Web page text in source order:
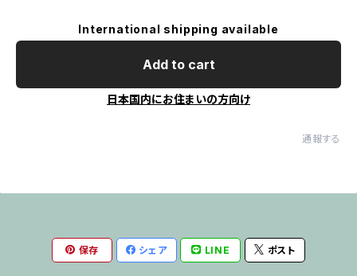
International shipping available
Add to cart
日本国内にお住まいの方向け
通報する
保存 シェア LINE ポスト